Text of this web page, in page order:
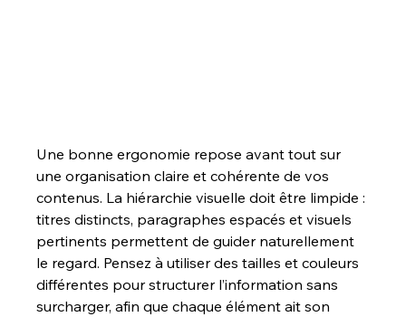
Une bonne ergonomie repose avant tout sur
une organisation claire et cohérente de vos
contenus. La hiérarchie visuelle doit être limpide :
titres distincts, paragraphes espacés et visuels
pertinents permettent de guider naturellement
le regard. Pensez à utiliser des tailles et couleurs
différentes pour structurer l’information sans
surcharger, afin que chaque élément ait son